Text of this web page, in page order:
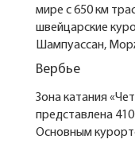
мире с 650 км
швейцарские
Шампуассан,
Вербье
Зона катания
представлена
Основным